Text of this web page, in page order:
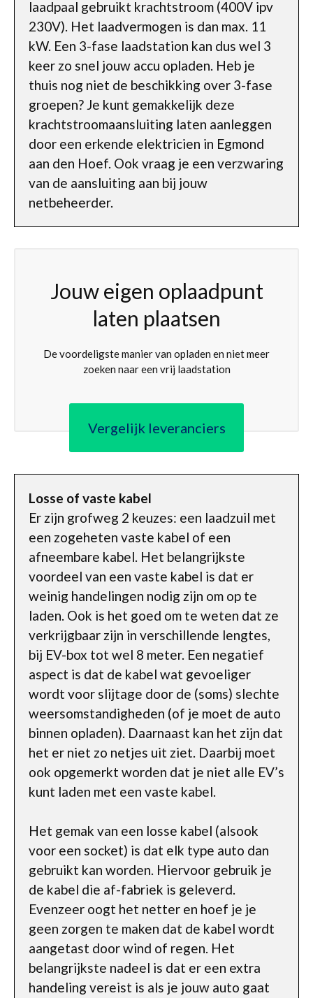
laadpaal gebruikt krachtstroom (400V ipv
230V). Het laadvermogen is dan max. 11
kW. Een 3-fase laadstation kan dus wel 3
keer zo snel jouw accu opladen. Heb je
thuis nog niet de beschikking over 3-fase
groepen? Je kunt gemakkelijk deze
krachtstroomaansluiting laten aanleggen
door een erkende elektricien in Egmond
aan den Hoef. Ook vraag je een verzwaring
van de aansluiting aan bij jouw
netbeheerder.
Jouw eigen oplaadpunt
laten plaatsen
De voordeligste manier van opladen en niet meer
zoeken naar een vrij laadstation
Vergelijk leveranciers
Losse of vaste kabel
Er zijn grofweg 2 keuzes: een laadzuil met
een zogeheten vaste kabel of een
afneembare kabel. Het belangrijkste
voordeel van een vaste kabel is dat er
weinig handelingen nodig zijn om op te
laden. Ook is het goed om te weten dat ze
verkrijgbaar zijn in verschillende lengtes,
bij EV-box tot wel 8 meter. Een negatief
aspect is dat de kabel wat gevoeliger
wordt voor slijtage door de (soms) slechte
weersomstandigheden (of je moet de auto
binnen opladen). Daarnaast kan het zijn dat
het er niet zo netjes uit ziet. Daarbij moet
ook opgemerkt worden dat je niet alle EV’s
kunt laden met een vaste kabel.
Het gemak van een losse kabel (alsook
voor een socket) is dat elk type auto dan
gebruikt kan worden. Hiervoor gebruik je
de kabel die af-fabriek is geleverd.
Evenzeer oogt het netter en hoef je je
geen zorgen te maken dat de kabel wordt
aangetast door wind of regen. Het
belangrijkste nadeel is dat er een extra
handeling vereist is als je jouw auto gaat